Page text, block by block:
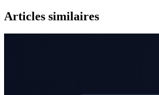
Articles similaires